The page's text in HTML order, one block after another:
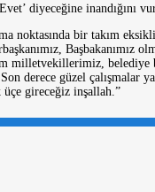
diyeceğine
noktasında bir takım
Başbakanımız
belediye
derece güzel çalışmalar
gireceğiz inşallah.”